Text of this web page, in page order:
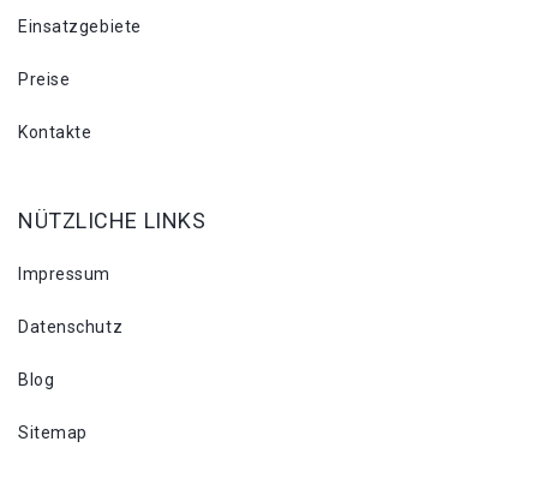
Einsatzgebiete
Preise
Kontakte
NÜTZLICHE LINKS
Impressum
Datenschutz
Blog
Sitemap